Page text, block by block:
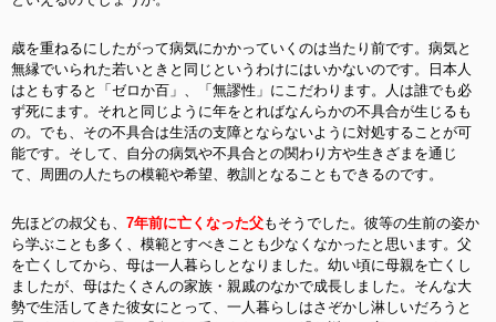
歳を重ねるにしたがって病気にかかっていくのは当たり前です。病気と
無縁でいられた若いときと同じというわけにはいかないのです。日本人
はともすると「ゼロか百」、「無謬性」にこだわります。人は誰でも必
ず死にます。それと同じように年をとればなんらかの不具合が生じるも
の。でも、その不具合は生活の支障とならないように対処することが可
能です。そして、自分の病気や不具合との関わり方や生きざまを通じ
て、周囲の人たちの模範や希望、教訓となることもできるのです。
先ほどの叔父も、 7年前に亡くなった父もそうでした。彼等の生前の姿か
ら学ぶことも多く、模範とすべきことも少なくなかったと思います。父
を亡くしてから、母は一人暮らしとなりました。幼い頃に母親を亡くし
ましたが、母はたくさんの家族・親戚のなかで成長しました。そんな大
勢で生活してきた彼女にとって、一人暮らしはさぞかし淋しいだろうと